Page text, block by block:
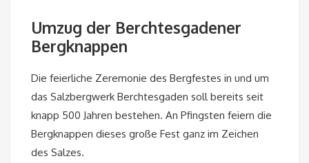
Umzug der Berchtesgadener
Bergknappen
Die feierliche Zeremonie des Bergfestes in und um
das Salzbergwerk Berchtesgaden soll bereits seit
knapp 500 Jahren bestehen. An Pfingsten feiern die
Bergknappen dieses große Fest ganz im Zeichen
des Salzes.